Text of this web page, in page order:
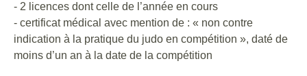
- 2 licences dont celle de l’année en cours
- certificat médical avec mention de : « non contre
indication à la pratique du judo en compétition », daté de
moins d’un an à la date de la compétition